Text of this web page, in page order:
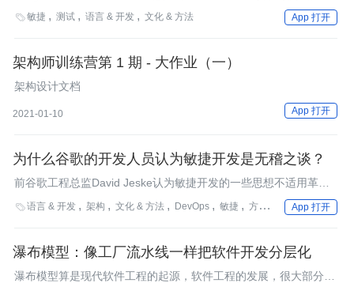
他指出，低可测试性（任何导致软件难以测试的东西）会导致团队
敏捷 测试 语言 & 开发 文化 & 方法 App 打开
架构师训练营第 1 期 - 大作业（一）
架构设计文档
2021-01-10 App 打开
为什么谷歌的开发人员认为敏捷开发是无稽之谈？
前谷歌工程总监David Jeske认为敏捷开发的一些思想不适用革命
性项目。
语言 & 开发 架构 文化 & 方法 DevOps 敏捷 方法论 工程效率
App 打开
瀑布模型：像工厂流水线一样把软件开发分层化
瀑布模型算是现代软件工程的起源，软件工程的发展，很大部分都